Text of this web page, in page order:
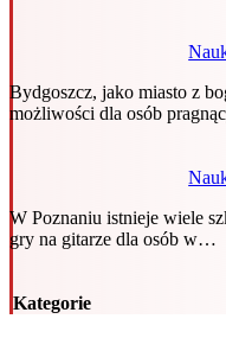
Bydgoszcz, jako miasto z
możliwości dla osób
W Poznaniu istnieje wiele
gry na gitarze dla osób w…
Kategorie